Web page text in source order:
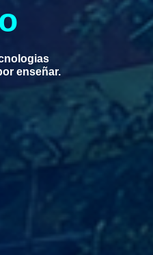
enseñar.